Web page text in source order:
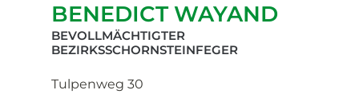
BENEDICT WAYAND
BEVOLLMÄCHTIGTER
BEZIRKSSCHORNSTEINFEGER
Tulpenweg 30